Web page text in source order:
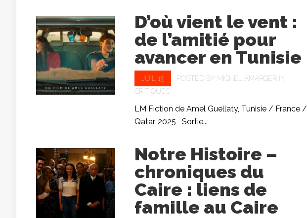
D’où vient le vent :
de l’amitié pour
avancer en Tunisie
JUIL 15 POSTED BY MICHEL AMARGER IN
CRITIQUES
LM Fiction de Amel Guellaty, Tunisie / France /
Qatar, 2025 Sortie...
Notre Histoire –
chroniques du
Caire : liens de
famille au Caire